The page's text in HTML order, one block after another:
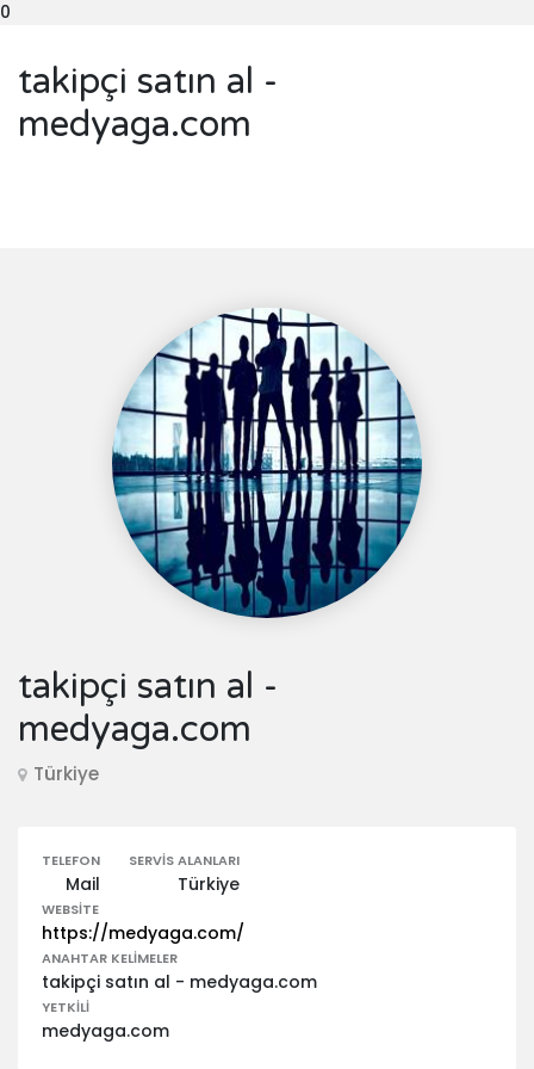
0
takipçi satın al -
medyaga.com
takipçi satın al -
medyaga.com
Türkiye
TELEFON
Mail
SERVIS ALANLARI
Türkiye
WEBSITE
https://medyaga.com/
ANAHTAR KELIMELER
takipçi satın al - medyaga.com
YETKILI
medyaga.com